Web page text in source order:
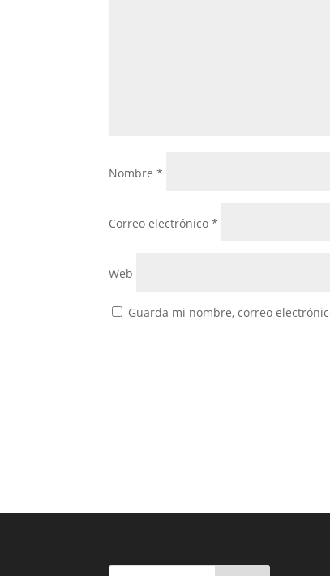
Nombre*
Correo electrónico*
Web
Guarda mi nombre, correo